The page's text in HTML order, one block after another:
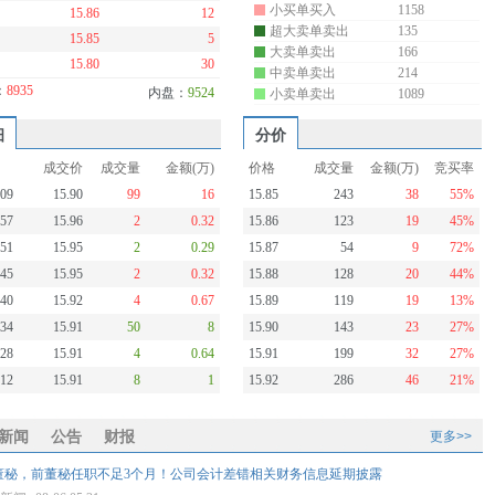
15.86
12
15.85
5
15.80
30
8935 内盘：9524
小买单买入
1158
超大卖单卖出
135
大卖单卖出
166
中卖单卖出
214
小卖单卖出
1089
分价
成交价 成交量
金额(万)
15.90 99
16
15.96 2
0.32
15.95 2
0.29
15.95 2
0.32
15.92 4
0.67
15.91 50
8
15.91 4
0.64
15.91 8 1
价格 成交量 金额(万)
竞买率
15.85
243 38
55%
15.86
123 19
45%
15.87
54 9
72%
15.88
128 20
44%
15.89
119 19
13%
15.90
143 23
27%
15.91
199 32
27%
15.92
286 46 21%
闻 公告 财报 更多>>
秘，前董秘任职不足3个月！公司会计差错相关财务信息延期披露